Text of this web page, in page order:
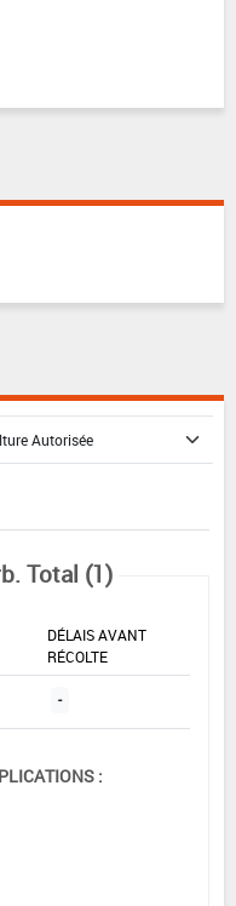
Total (1)
DÉLAIS AVANT
RÉCOLTE
-
: